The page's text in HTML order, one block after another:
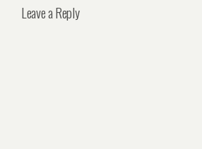
Leave a Reply